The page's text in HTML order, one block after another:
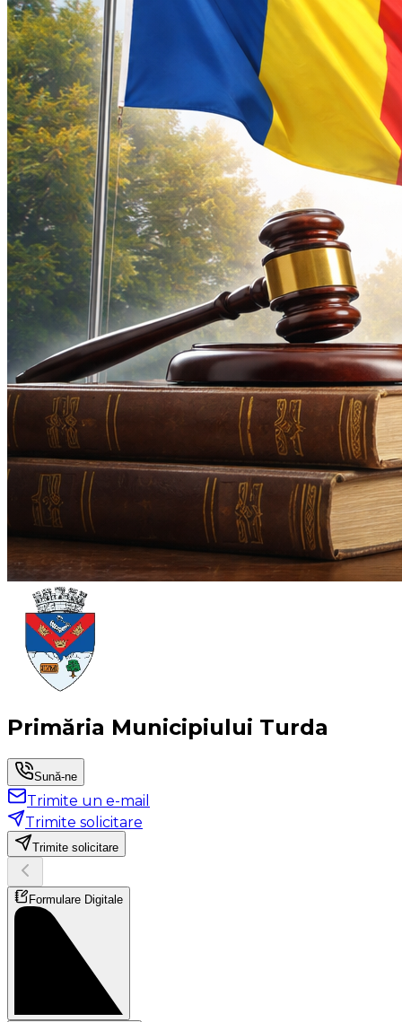
Primăria Municipiului Turda
Sună-ne
Trimite un e-mail
Trimite solicitare
Trimite solicitare
Formulare Digitale